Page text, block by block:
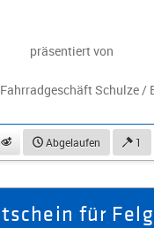
präsentiert von
Fahrradgeschäft Schulze /
beobachtenAbgelaufen 1